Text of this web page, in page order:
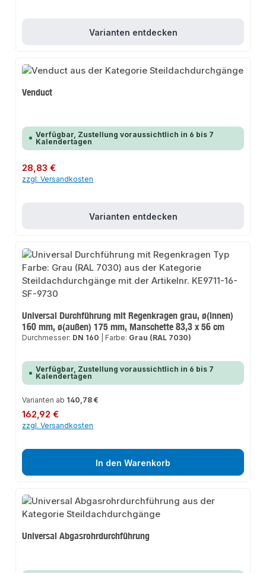
Varianten entdecken
Venduct
Verfügbar, Zustellung voraussichtlich in 6 bis 7
Kalendertagen
Regulärer Preis:
28,83 €
zzgl. Versandkosten
Varianten entdecken
Universal Durchführung mit Regenkragen grau, ø(innen)
160 mm, ø(außen) 175 mm, Manschette 83,3 x 56 cm
Durchmesser: DN 160 Farbe: Grau (RAL 7030)
Verfügbar, Zustellung voraussichtlich in 6 bis 7
Kalendertagen
Varianten ab 140,78 €
Regulärer Preis:
162,92 €
zzgl. Versandkosten
In den Warenkorb
Universal Abgasrohrdurchführung